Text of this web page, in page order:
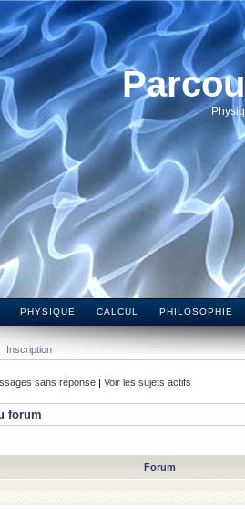
PHYSIQUE CALCUL PHILOSOPHIE
Inscription
sans réponse | Voir les sujets actifs
forum
Forum